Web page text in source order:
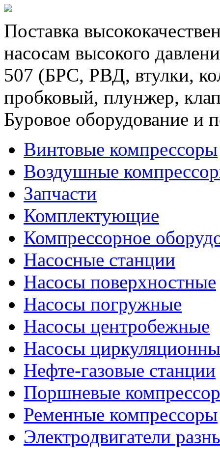
Поставка
насосам высокого
507 (БРС, РВД, втулки,
пробковый, плунжер,
Буровое оборудование и
Винтовые компрессоры
Воздушные
Запчасти
Комплектующие
Компрессорное
Насосные станции
Насосы поверхностные
Насосы погружные
Насосы центробежные
Насосы
Нефте-газовые станции
Поршневые
Ременные компрессоры
Электродвигатели